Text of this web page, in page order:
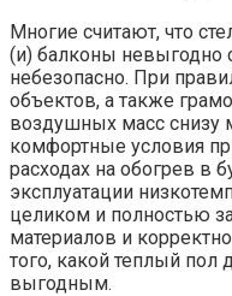
Многие считают, что
(и) балконы невыгодно
небезопасно. При
объектов, а также
воздушных масс снизу
комфортные условия
расходах на обогрев в
эксплуатации
целиком и полностью
материалов и
того, какой теплый пол
выгодным.